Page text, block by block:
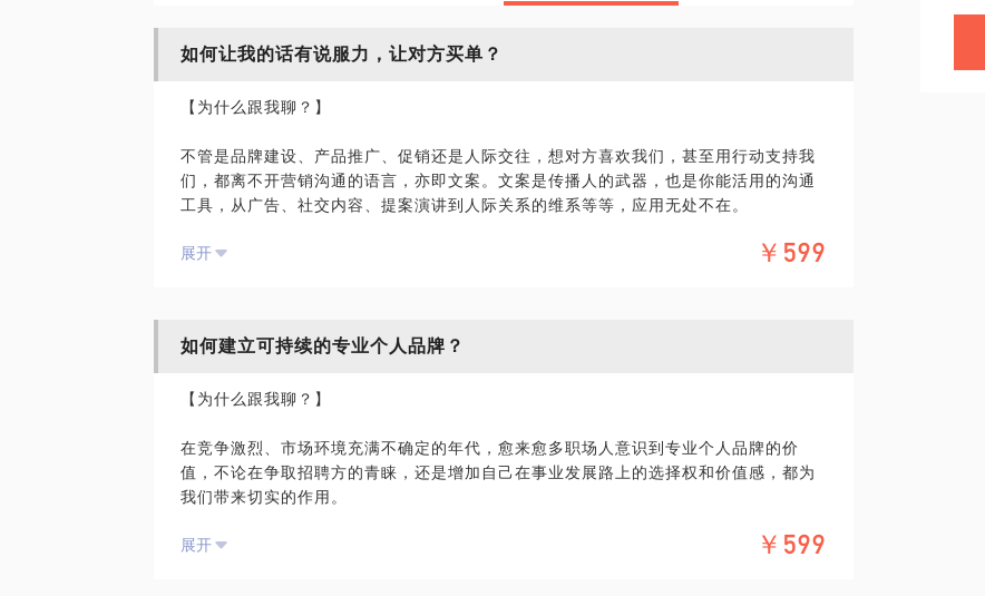
如何让我的话有说服力，让对方买单？
【为什么跟我聊？】
不管是品牌建设、产品推广、促销还是人际交往，想对方喜欢我们，甚至用行动支持我
们，都离不开营销沟通的语言，亦即文案。文案是传播人的武器，也是你能活用的沟通
工具，从广告、社交内容、提案演讲到人际关系的维系等等，应用无处不在。
作为指导营销写作人的文案心理学书作者，长期从事顶尖品牌及品牌升级相关的传播沟
● 如何写出有品质感、有真实人味儿、不自嗨的文案
● 如何使写作适应不同传播媒介及地域文化的需要
● 你的其他个性化问题
【谁适合这话题】
展开 ￥599
如何建立可持续的专业个人品牌？
【为什么跟我聊？】
在竞争激烈、市场环境充满不确定的年代，愈来愈多职场人意识到专业个人品牌的价
值，不论在争取招聘方的青睐，还是增加自己在事业发展路上的选择权和价值感，都为
我们带来切实的作用。
作为领英13万+关注者的领英中国营销领域年度行家/LinkedIn China Top Voice，是极
展开 ￥599